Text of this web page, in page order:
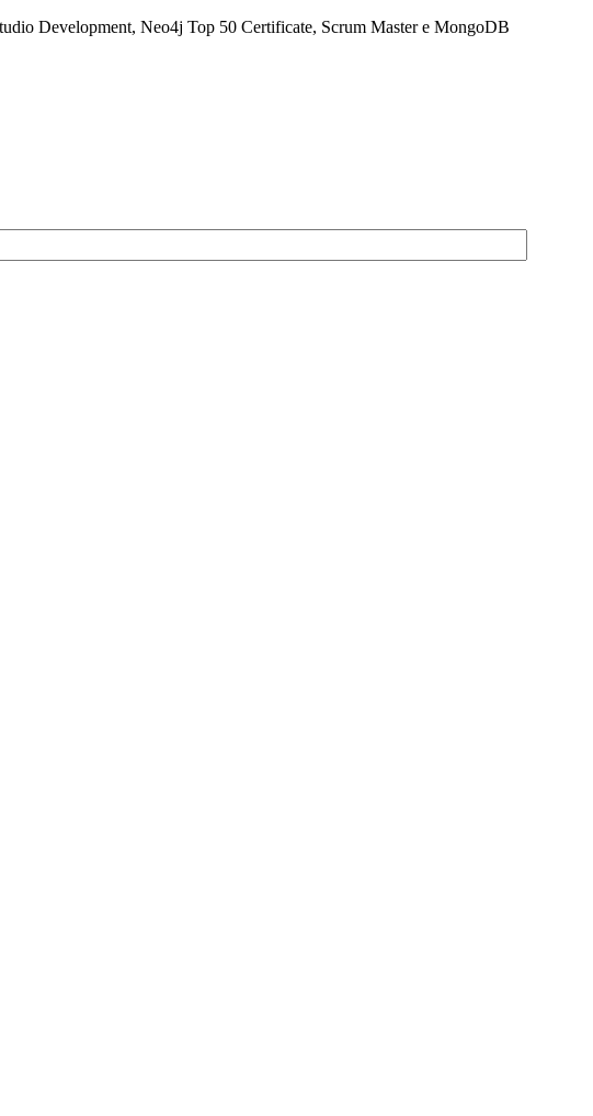
Development, Neo4j Top 50 Certificate, Scrum Master e MongoDB